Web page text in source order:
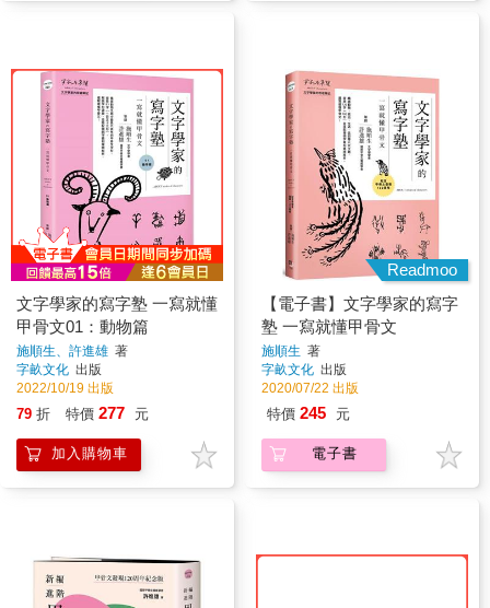
文字學家的寫字塾 一寫就懂
甲骨文01：動物篇
施順生、許進雄 著
字畝文化 出版
2022/10/19 出版
79 折 特價 277 元
加入購物車
Readmoo
【電子書】文字學家的寫字
塾 一寫就懂甲骨文
施順生 著
字畝文化 出版
2020/07/22 出版
特價 245 元
電子書